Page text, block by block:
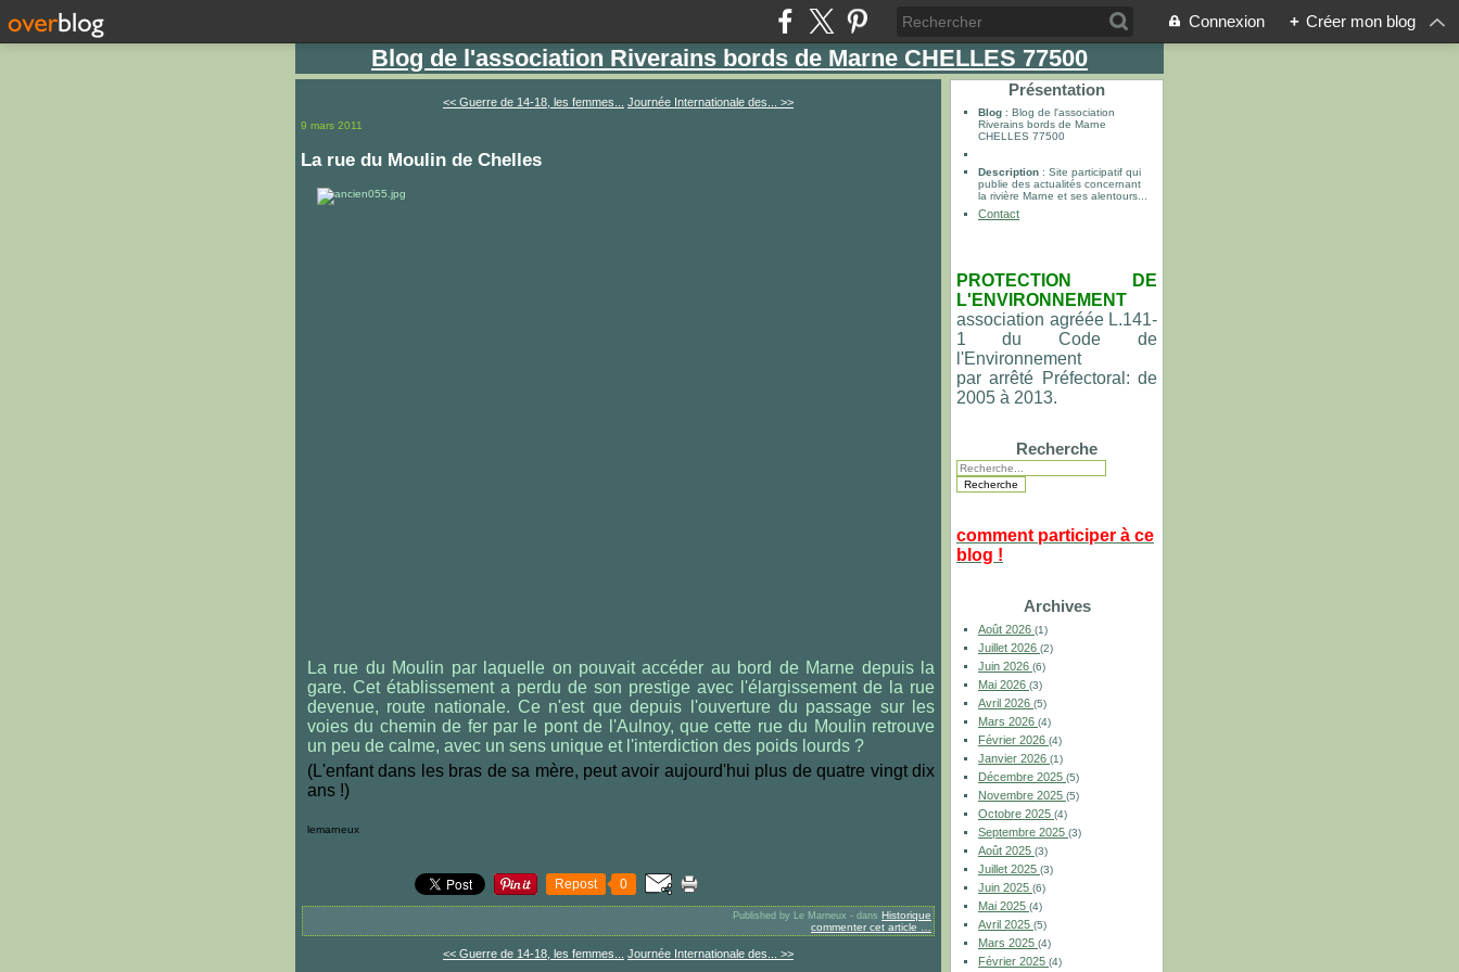
Connexion + Créer mon blog
Blog de l'association Riverains bords de Marne CHELLES 77500
<< Guerre de 14-18, les femmes... Journée Internationale des... >>
9 mars 2011
La rue du Moulin de Chelles
La rue du Moulin par laquelle on pouvait accéder au bord de Marne depuis la
gare. Cet établissement a perdu de son prestige avec l'élargissement de la rue
devenue, route nationale. Ce n'est que depuis l'ouverture du passage sur les
voies du chemin de fer par le pont de l'Aulnoy, que cette rue du Moulin retrouve
un peu de calme, avec un sens unique et l'interdiction des poids lourds ?
(L'enfant dans les bras de sa mère, peut avoir aujourd'hui plus de quatre vingt dix
ans !)
lemarneux
Repost 0
Published by Le Marneux - dans Historique
commenter cet article
<< Guerre de 14-18, les femmes... Journée Internationale des... >>
Présentation
Blog : Blog de l'association
Riverains bords de Marne
CHELLES 77500
Description : Site participatif qui
publie des actualités concernant
la rivière Marne et ses alentours...
Contact
PROTECTION DE
L'ENVIRONNEMENT
association agréée L.141-
1
du Code de
l'Environnement
par arrêté Préfectoral: de
2005 à 2013.
Recherche
comment participer à ce
blog !
Archives
Août 2026 (1)
Juillet 2026 (2)
Juin 2026 (6)
Mai 2026 (3)
Avril 2026 (5)
Mars 2026 (4)
Février 2026 (4)
Janvier 2026 (1)
Décembre 2025 (5)
Novembre 2025 (5)
Octobre 2025 (4)
Septembre 2025 (3)
Août 2025 (3)
Juillet 2025 (3)
Juin 2025 (6)
Mai 2025 (4)
Avril 2025 (5)
Mars 2025 (4)
Février 2025 (4)